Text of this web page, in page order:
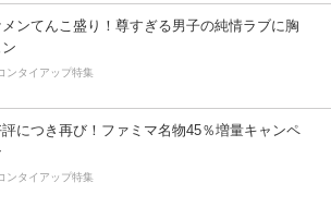
メンてんこ盛り！尊すぎる男子の純情ラブに胸
ンタイアップ特集
評につき再び！ファミマ名物45％増量キャンペ
ンタイアップ特集